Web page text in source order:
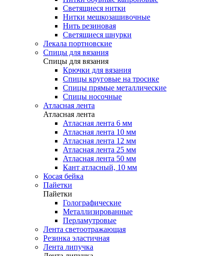
Светящиеся нитки
Нитки мешкозашивочные
Нить резиновая
Светящиеся шнурки
Лекала портновские
Спицы для вязания
Спицы для вязания
Крючки для вязания
Спицы круговые на тросике
Спицы прямые металлические
Спицы носочные
Атласная лента
Атласная лента
Атласная лента 6 мм
Атласная лента 10 мм
Атласная лента 12 мм
Атласная лента 25 мм
Атласная лента 50 мм
Кант атласный, 10 мм
Косая бейка
Пайетки
Пайетки
Голографические
Металлизированные
Перламутровые
Лента светоотражающая
Резинка эластичная
Лента липучка